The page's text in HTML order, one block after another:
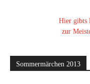
Hier gibts
zur
Sommermärchen 2013